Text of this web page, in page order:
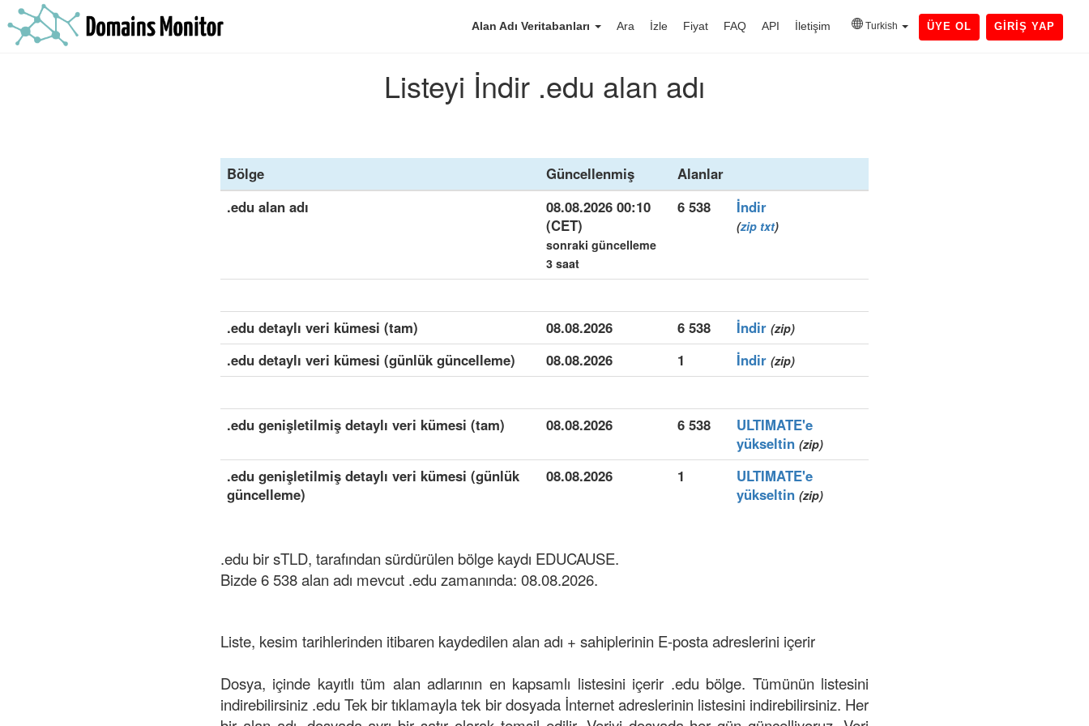
Alan Adı Veritabanları Ara İzle Fiyat FAQ API İletişim Turkish ÜYE OL GIRIŞ YAP
Listeyi İndir .edu alan adı
Bölge Güncellenmiş
Alanlar
.edu alan adı
08.08.2026 00:10
(CET)
sonraki güncelleme
3 saat
6 538 İndir
(zip txt)
.edu detaylı veri kümesi (tam) 08.08.2026 6 538 İndir (zip)
.edu detaylı veri kümesi (günlük güncelleme) 08.08.2026 1 İndir (zip)
.edu genişletilmiş detaylı veri kümesi (tam) 08.08.2026 6 538
ULTIMATE'e
yükseltin (zip)
.edu genişletilmiş detaylı veri kümesi (günlük
güncelleme)
08.08.2026 1
ULTIMATE'e
yükseltin (zip)
.edu bir sTLD, tarafından sürdürülen bölge kaydı EDUCAUSE.
Bizde 6 538 alan adı mevcut .edu zamanında: 08.08.2026.
Liste, kesim tarihlerinden itibaren kaydedilen alan adı + sahiplerinin E-posta adreslerini içerir
Dosya, içinde kayıtlı tüm alan adlarının en kapsamlı listesini içerir .edu bölge. Tümünün listesini
indirebilirsiniz .edu Tek bir tıklamayla tek bir dosyada İnternet adreslerinin listesini indirebilirsiniz. Her